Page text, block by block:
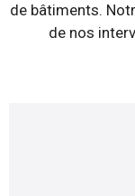
de bâtiments.
de nos